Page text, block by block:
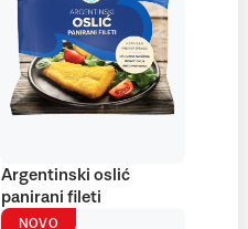
Argentinski oslić
panirani fileti
NOVO